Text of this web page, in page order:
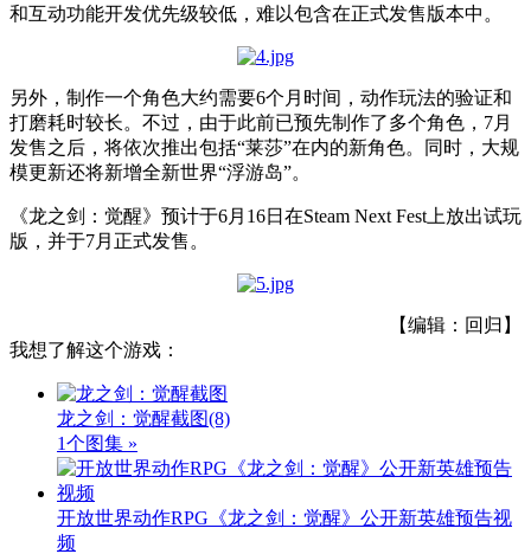
和互动功能开发优先级较低，难以包含在正式发售版本中。
另外，制作一个角色大约需要6个月时间，动作玩法的验证和
打磨耗时较长。不过，由于此前已预先制作了多个角色，7月
发售之后，将依次推出包括“莱莎”在内的新角色。同时，大规
模更新还将新增全新世界“浮游岛”。
《龙之剑：觉醒》预计于6月16日在Steam Next Fest上放出试玩
版，并于7月正式发售。
【编辑：回归】
我想了解这个游戏：
龙之剑：觉醒截图(8)
1个图集 »
开放世界动作RPG《龙之剑：觉醒》公开新英雄预告视
频